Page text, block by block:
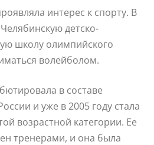
интерес к спорту. В
детско-
школу олимпийского
волейболом.
в составе
и уже в 2005 году стала
возрастной категории. Ее
тренерами, и она была